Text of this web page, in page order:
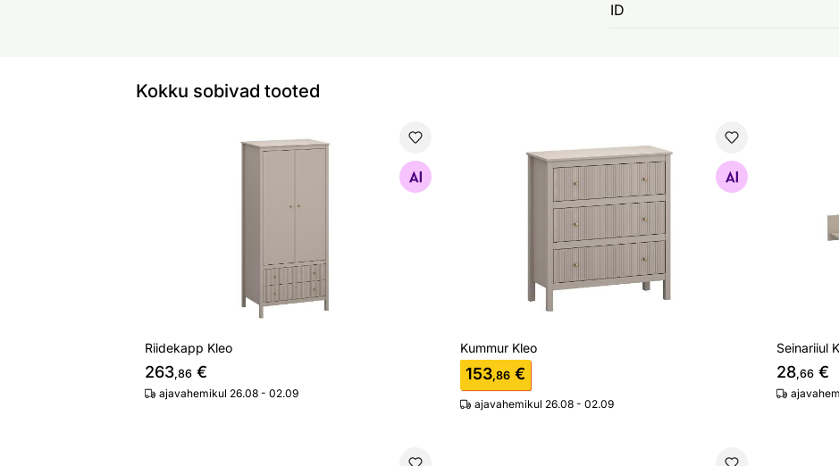
ID
Kokku sobivad tooted
Riidekapp Kleo
Riidekapp Kleo
263,86 €
ajavahemikul 26.08 - 02.09
Kummur Kleo
Otsi sarnaseid
Kummur Kleo
153,86 €
ajavahemikul 26.08 - 02.09
Seinariiul
28,66€